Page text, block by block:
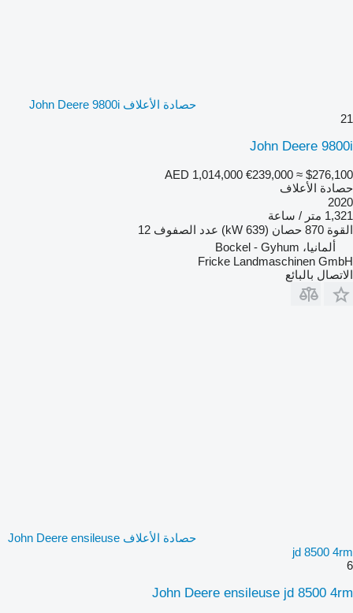
حصادة الأعلاف John Deere 9800i
21
John Deere 9800i
AED 1,014,000 €239,000 ≈ $276,100
حصادة الأعلاف
2020
1,321 متر / ساعة
القوة 870 حصان (639 kW) عدد الصفوف 12
ألمانيا، Bockel - Gyhum
Fricke Landmaschinen GmbH
الاتصال بالبائع
حصادة الأعلاف John Deere ensileuse
jd 8500 4rm
6
John Deere ensileuse jd 8500 4rm